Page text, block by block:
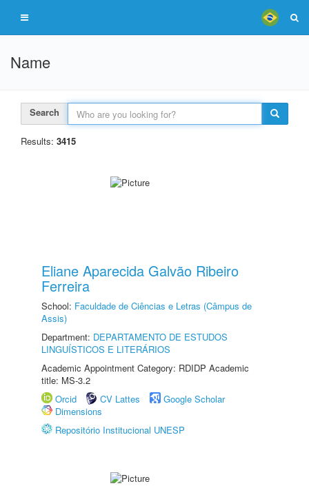
Name
Search
Results: 3415
Eliane Aparecida Galvão Ribeiro
Ferreira
School: Faculdade de Ciências e Letras (Câmpus de
Assis)
Department: DEPARTAMENTO DE ESTUDOS
LINGUÍSTICOS E LITERÁRIOS
Academic Appointment Category: RDIDP Academic
title: MS-3.2
Orcid
CV Lattes
Google Scholar
Dimensions
Repositório Institucional UNESP